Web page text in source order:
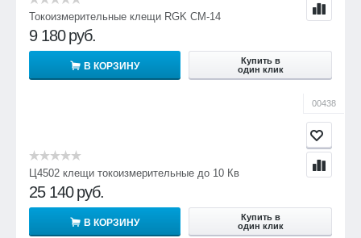
Токоизмерительные клещи RGK CM-14
9 180 руб.
В КОРЗИНУ
Купить в
один клик
00438
Ц4502 клещи токоизмерительные до 10 Кв
25 140 руб.
В КОРЗИНУ
Купить в
один клик